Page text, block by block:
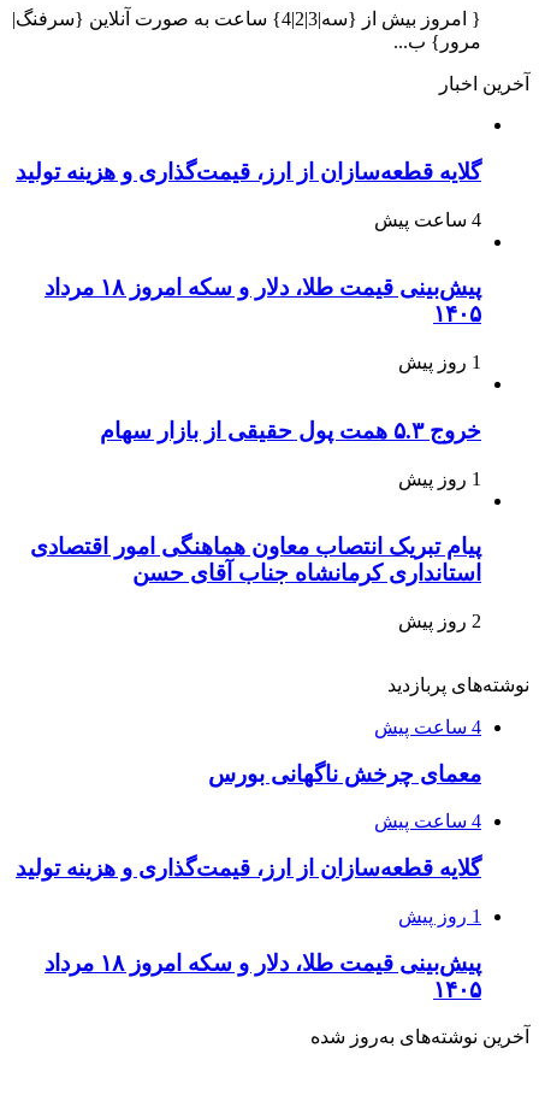
{ امروز بیش از {سه|3|2|4} ساعت به صورت آنلاین {سرفنگ|
مرور} ب...
آخرین اخبار
گلایه قطعه‌سازان از ارز، قیمت‌گذاری و هزینه تولید
4 ساعت پیش
پیش‌بینی قیمت طلا، دلار و سکه امروز ۱۸ مرداد
۱۴۰۵
1 روز پیش
خروج ۵.۳ همت پول حقیقی از بازار سهام
1 روز پیش
پیام تبریک انتصاب معاون هماهنگی امور اقتصادی
استانداری کرمانشاه جناب آقای حسن
2 روز پیش
نوشته‌های پربازدید
4 ساعت پیش
معمای چرخش ناگهانی بورس
4 ساعت پیش
گلایه قطعه‌سازان از ارز، قیمت‌گذاری و هزینه تولید
1 روز پیش
پیش‌بینی قیمت طلا، دلار و سکه امروز ۱۸ مرداد
۱۴۰۵
آخرین نوشته‌های‌ به‌روز شده